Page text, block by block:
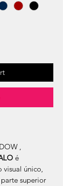
,
é
visual único,
superior